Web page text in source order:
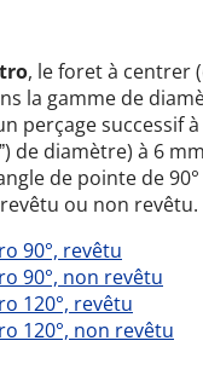
, le foret à centrer
la gamme de
perçage successif
de diamètre) à 6
de pointe de 90°
ou non revêtu.
90°, revêtu
90°, non revêtu
120°, revêtu
120°, non revêtu